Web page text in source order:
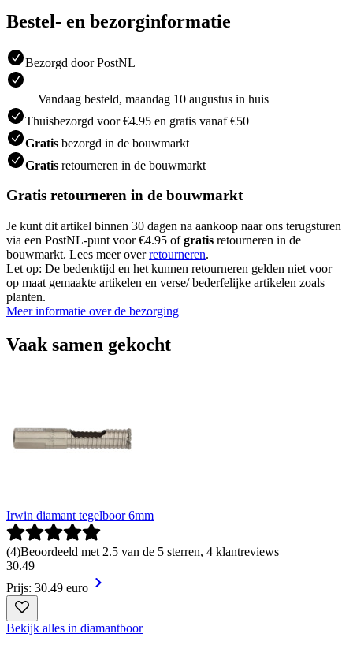
Bestel- en bezorginformatie
Bezorgd door PostNL
Vandaag besteld, maandag 10 augustus in huis
Thuisbezorgd voor €4.95 en gratis vanaf €50
Gratis bezorgd in de bouwmarkt
Gratis retourneren in de bouwmarkt
Gratis retourneren in de bouwmarkt
Je kunt dit artikel binnen 30 dagen na aankoop naar ons terugsturen
via een PostNL-punt voor €4.95 ofgratis retourneren in de
bouwmarkt. Lees meer overretourneren.
Let op: De bedenktijd en het kunnen retourneren gelden niet voor
op maat gemaakte artikelen en verse/ bederfelijke artikelen zoals
planten.
Meer informatie over de bezorging
Vaak samen gekocht
Irwin diamant tegelboor 6mm
(4)Beoordeeld met 2.5 van de 5 sterren, 4 klantreviews
30.49
Prijs: 30.49 euro
Bekijk alles in diamantboor